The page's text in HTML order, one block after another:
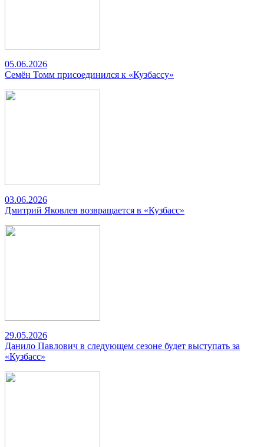
05.06.2026
Семён Томм присоединился к «Кузбассу»
03.06.2026
Дмитрий Яковлев возвращается в «Кузбасс»
29.05.2026
Данило Павлович в следующем сезоне будет выступать за
«Кузбасс»